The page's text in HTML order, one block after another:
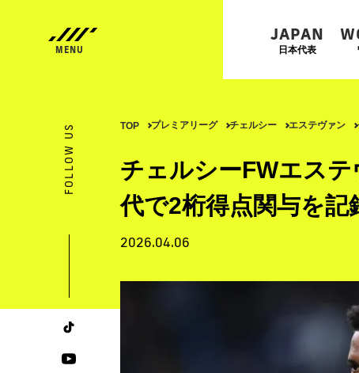
JAPAN
日本代表
FOLLOW US TOP プレミアリーグ チェルシー エステヴァン
チェルシーFWエス
代で2桁得点関与を記
2026.04.06